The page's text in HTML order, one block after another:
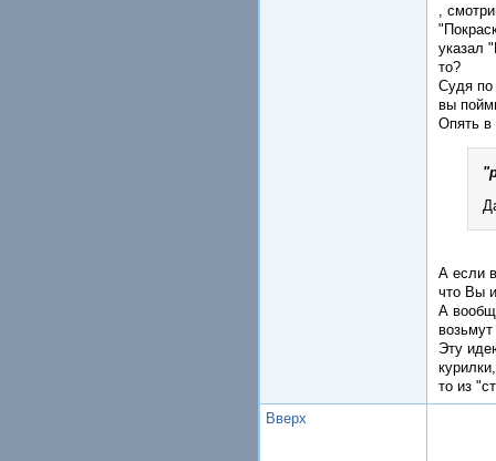
,
указал
то?
Судя по
вы
Опять в
А если
что Вы
А
Эту
то из
Вверх